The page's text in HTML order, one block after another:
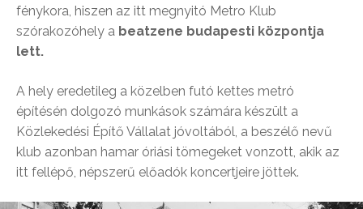
fénykora, hiszen az itt megnyitó Metro Klub
szórakozóhely a beatzene budapesti központja
lett.
A hely eredetileg a közelben futó kettes metró
építésén dolgozó munkások számára készült a
Közlekedési Építő Vállalat jóvoltából, a beszélő nevű
klub azonban hamar óriási tömegeket vonzott, akik az
itt fellépő, népszerű előadók koncertjeire jöttek.